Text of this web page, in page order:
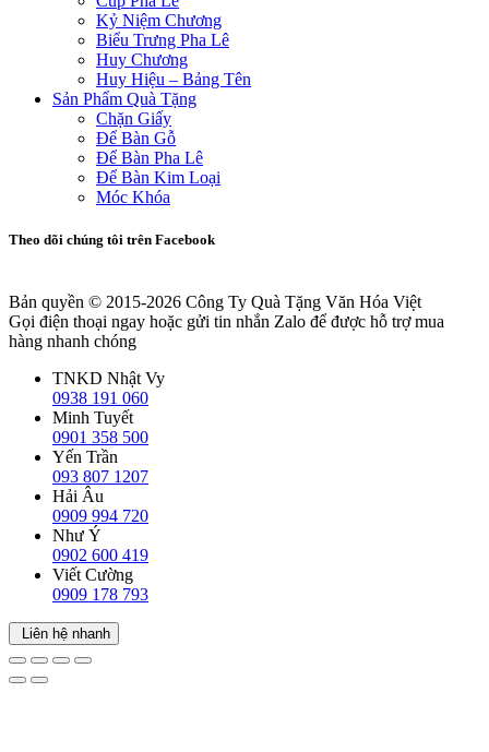
Kỷ Niệm Chương
Biểu Trưng Pha Lê
Huy Chương
Huy Hiệu – Bảng Tên
Sản Phẩm Quà Tặng
Chặn Giấy
Để Bàn Gỗ
Để Bàn Pha Lê
Để Bàn Kim Loại
Móc Khóa
Theo dõi chúng tôi trên Facebook
Bản quyền © 2015-2026 Công Ty Quà Tặng Văn Hóa Việt
Gọi điện thoại ngay hoặc gửi tin nhắn Zalo để được hỗ trợ mua
hàng nhanh chóng
TNKD Nhật Vy
0938 191 060
Minh Tuyết
0901 358 500
Yến Trần
093 807 1207
Hải Âu
0909 994 720
Như Ý
0902 600 419
Viết Cường
0909 178 793
Liên hệ nhanh